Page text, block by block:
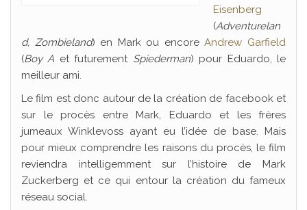
Eisenberg
(Adventurelan
d, Zombieland) en Mark ou encoreAndrew Garfield
(Boy A et futurement Spiederman) pour Eduardo, le
meilleur ami.
Le film est donc autour de la création de facebook et
sur le procès entre Mark, Eduardo et les frères
jumeaux Winklevoss ayant eu l’idée de base. Mais
pour mieux comprendre les raisons du procès, le film
reviendra intelligemment sur l’histoire de Mark
Zuckerberg et ce qui entour la création du fameux
réseau social.